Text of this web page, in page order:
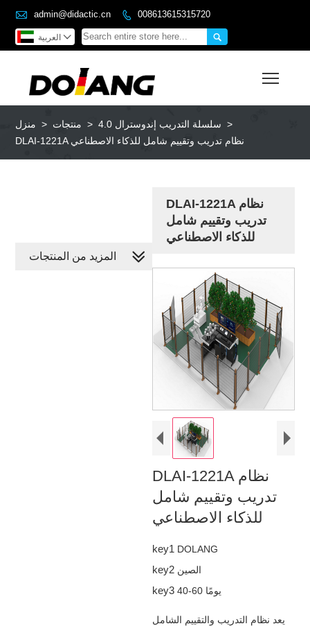
 admin@didactic.cn  008613615315720
 العربية 
منزل > منتجات > سلسلة التدريب إندوسترال 4.0 >
DLAI-1221A نظام تدريب وتقييم شامل للذكاء الاصطناعي
DLAI-1221A نظام
تدريب وتقييم شامل
للذكاء الاصطناعي
DLAI-1221A نظام
تدريب وتقييم شامل
للذكاء الاصطناعي
key1 DOLANG
key2 الصين
key3 40-60 يومًا
يعد نظام التدريب والتقييم الشامل
المزيد من المنتجات